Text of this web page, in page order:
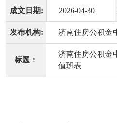
成文日期: 2026-04-30
发布机构: 济南住房公积金
标题：
济南住房公积金
值班表